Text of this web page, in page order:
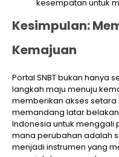
kesempatan untuk
Kesimpulan:
Kemajuan
Portal SNBT bukan hanya
langkah maju menuju
memberikan akses
memandang latar
Indonesia untuk menggali
mana perubahan adalah
menjadi instrumen yang